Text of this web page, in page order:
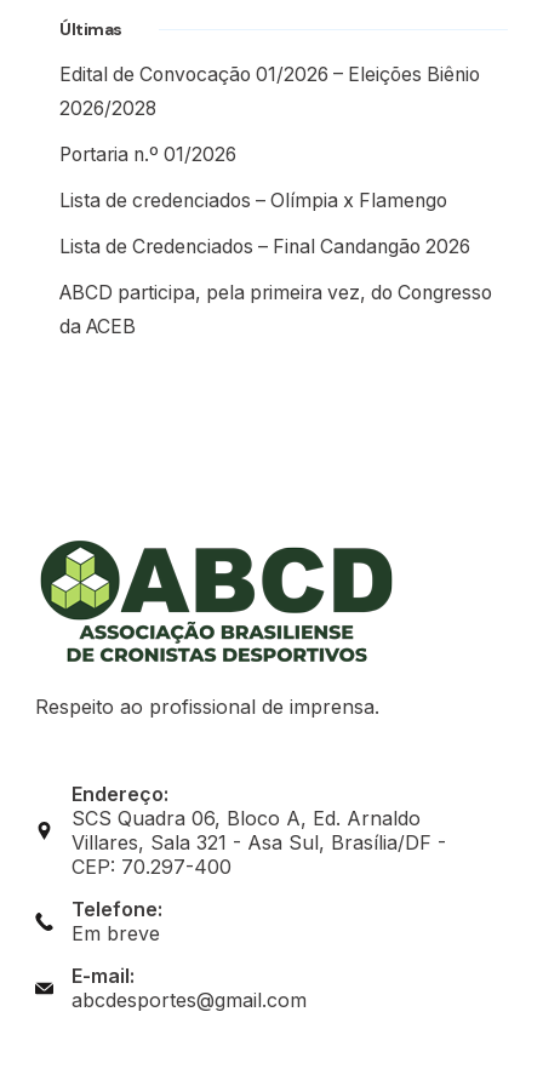
Últimas
Edital de Convocação 01/2026 – Eleições Biênio
2026/2028
Portaria n.º 01/2026
Lista de credenciados – Olímpia x Flamengo
Lista de Credenciados – Final Candangão 2026
ABCD participa, pela primeira vez, do Congresso
da ACEB
Respeito ao profissional de imprensa.
Endereço:
SCS Quadra 06, Bloco A, Ed. Arnaldo
Villares, Sala 321 - Asa Sul, Brasília/DF -
CEP: 70.297-400
Telefone:
Em breve
E-mail:
abcdesportes@gmail.com